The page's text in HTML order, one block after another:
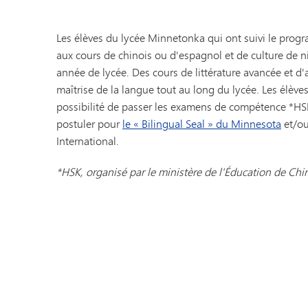
Les élèves du lycée Minnetonka qui ont suivi le
aux cours de chinois ou d'espagnol et de culture de
année de lycée. Des cours de littérature avancée et
maîtrise de la langue tout au long du lycée. Les
possibilité de passer les examens de compétence
postuler pourle « Bilingual Seal » du Minnesota et/
International.
*HSK, organisé par le ministère de l'Éducation de